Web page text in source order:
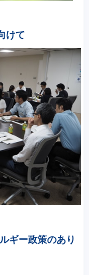
けて
ギー政策のあり